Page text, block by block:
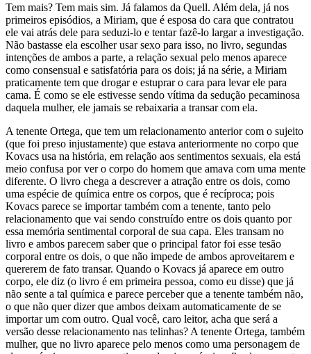
Tem mais? Tem mais sim. Já falamos da Quell. Além dela, já nos
primeiros episódios, a Miriam, que é esposa do cara que contratou
ele vai atrás dele para seduzi-lo e tentar fazê-lo largar a investigação.
Não bastasse ela escolher usar sexo para isso, no livro, segundas
intenções de ambos a parte, a relação sexual pelo menos aparece
como consensual e satisfatória para os dois; já na série, a Miriam
praticamente tem que drogar e estuprar o cara para levar ele para
cama. É como se ele estivesse sendo vítima da sedução pecaminosa
daquela mulher, ele jamais se rebaixaria a transar com ela.
A tenente Ortega, que tem um relacionamento anterior com o sujeito
(que foi preso injustamente) que estava anteriormente no corpo que
Kovacs usa na história, em relação aos sentimentos sexuais, ela está
meio confusa por ver o corpo do homem que amava com uma mente
diferente. O livro chega a descrever a atração entre os dois, como
uma espécie de química entre os corpos, que é recíproca; pois
Kovacs parece se importar também com a tenente, tanto pelo
relacionamento que vai sendo construído entre os dois quanto por
essa memória sentimental corporal de sua capa. Eles transam no
livro e ambos parecem saber que o principal fator foi esse tesão
corporal entre os dois, o que não impede de ambos aproveitarem e
quererem de fato transar. Quando o Kovacs já aparece em outro
corpo, ele diz (o livro é em primeira pessoa, como eu disse) que já
não sente a tal química e parece perceber que a tenente também não,
o que não quer dizer que ambos deixam automaticamente de se
importar um com outro. Qual você, caro leitor, acha que será a
versão desse relacionamento nas telinhas? A tenente Ortega, também
mulher, que no livro aparece pelo menos como uma personagem de